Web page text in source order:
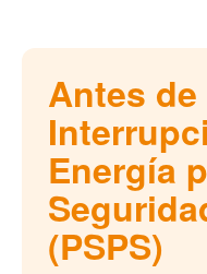
Antes
Energía
(PSPS)